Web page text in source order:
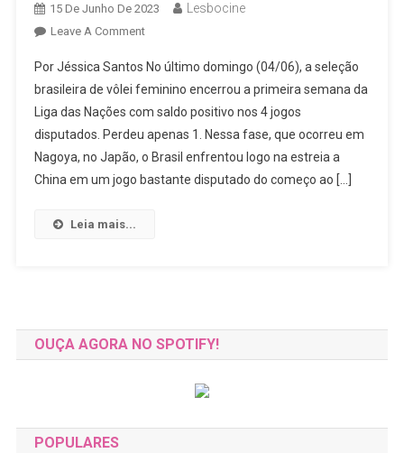
15 De Junho De 2023 Lesbocine
Leave A CommentOn
Das
Nações
De
Vôlei
Feminino:
Brasil
E
Apenas
Por Jéssica Santos No último domingo (04/06), a seleção
brasileira de vôlei feminino encerrou a primeira semana da
Liga das Nações com saldo positivo nos 4 jogos
disputados. Perdeu apenas 1. Nessa fase, que ocorreu em
Nagoya, no Japão, o Brasil enfrentou logo na estreia a
China em um jogo bastante disputado do começo ao […]
Leia mais...
OUÇA AGORA NO SPOTIFY!
POPULARES